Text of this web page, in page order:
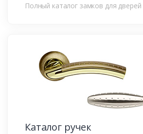
Полный каталог замков для дверей
Каталог ручек